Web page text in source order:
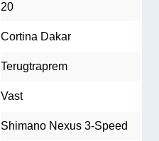
20
Cortina Dakar
Terugtraprem
Vast
Shimano Nexus 3-Speed